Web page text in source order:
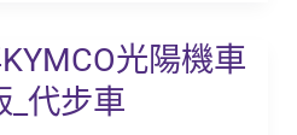
光陽機車
_代步車